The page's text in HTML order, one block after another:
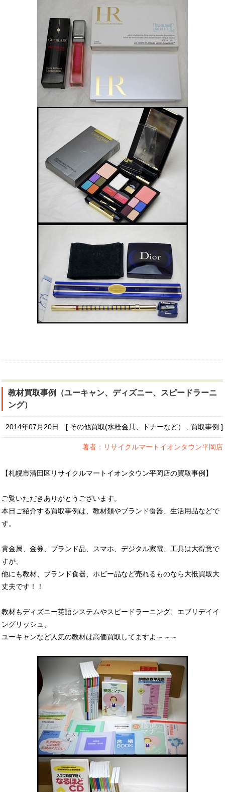
教材買取事例（ユーキャン、ディズニー、スピードラーニ
ング）
2014年07月20日 [ その他買取(水栓金具、トナーなど） , 買取事例 ]
著者：リサイクルマートイオンタウン平岡店
【札幌市清田区リサイクルマートイオンタウン平岡店の買取事例】
ご覧いただきありがとうございます。
本日ご紹介する買取事例は、教材類やブランド食器、生活用品などで
す。
貴金属、金券、ブランド品、スマホ、デジタル家電、工具は大得意で
すが、
他にも教材、ブランド食器、ホビー品など売れるものなら大抵買取大
丈夫です！！
教材もディズニー英語システムやスピードラーニング、エブリデイイ
ングリッシュ、
ユーキャンなど人気の教材は高価買取してますよ～～～